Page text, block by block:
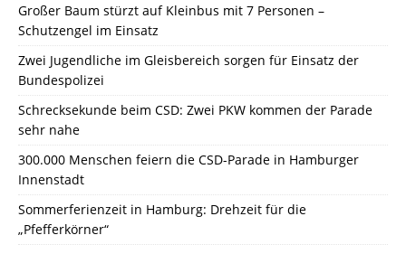
Großer Baum stürzt auf Kleinbus mit 7 Personen –
Schutzengel im Einsatz
Zwei Jugendliche im Gleisbereich sorgen für Einsatz der
Bundespolizei
Schrecksekunde beim CSD: Zwei PKW kommen der Parade
sehr nahe
300.000 Menschen feiern die CSD-Parade in Hamburger
Innenstadt
Sommerferienzeit in Hamburg: Drehzeit für die
„Pfefferkörner“